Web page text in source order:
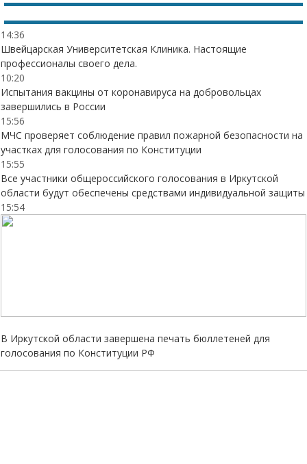
14:36
Швейцарская Университетская Клиника. Настоящие
профессионалы своего дела.
10:20
Испытания вакцины от коронавируса на добровольцах
завершились в России
15:56
МЧС проверяет соблюдение правил пожарной безопасности на
участках для голосования по Конституции
15:55
Все участники общероссийского голосования в Иркутской
области будут обеспечены средствами индивидуальной защиты
15:54
В Иркутской области завершена печать бюллетеней для
голосования по Конституции РФ